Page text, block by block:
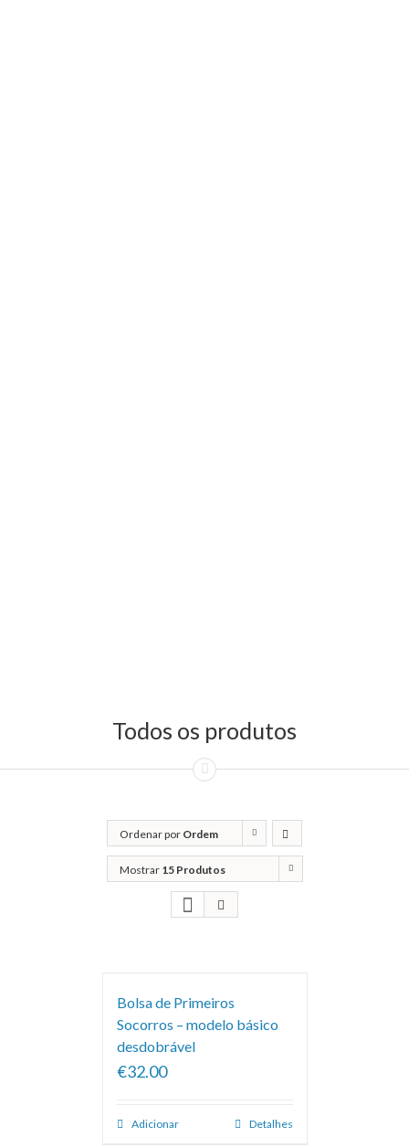
Todos os produtos
Ordenar por Ordem
predefinida
Mostrar 15 Produtos
Bolsa de Primeiros
Socorros – modelo básico
desdobrável
€32.00
Adicionar Detalhes